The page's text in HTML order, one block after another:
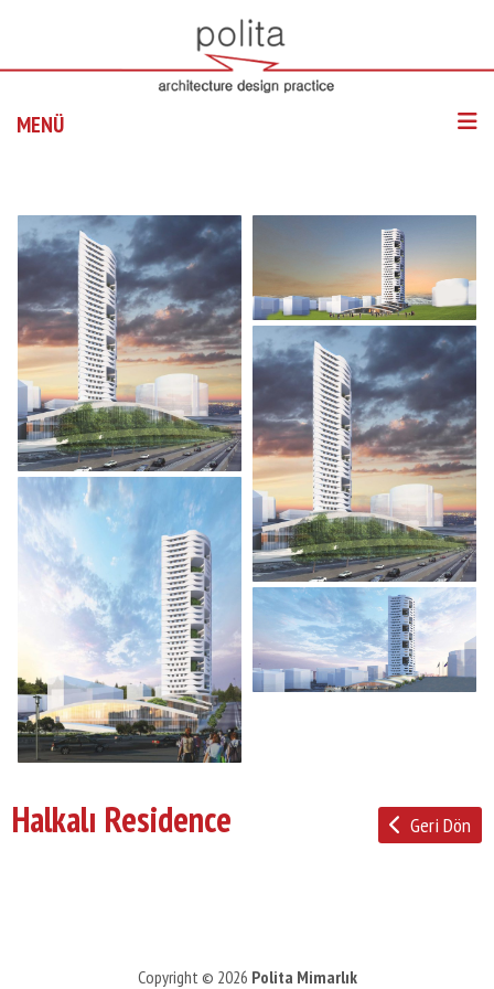
MENÜ
PROJELER
HIZMETLER
BLOG
İLETIŞIM
Geri Dön
Halkalı Residence
Copyright © 2026 Polita Mimarlık